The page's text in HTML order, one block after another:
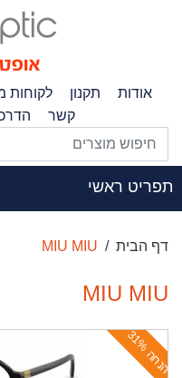
אודות תקנון לקוחות
קשר
תפריט ראשי
דף הבית MIU MIU
MIU MIU
ה
נ
ח
ה
3
1
%